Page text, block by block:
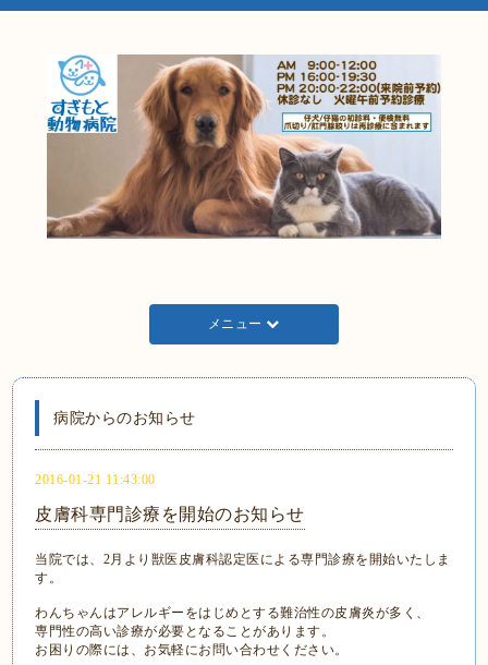
メニュー
病院からのお知らせ
2016-01-21 11:43:00
皮膚科専門診療を開始のお知らせ
当院では、2月より獣医皮膚科認定医による専門診療を開始いたしま
す。
わんちゃんはアレルギーをはじめとする難治性の皮膚炎が多く、
専門性の高い診療が必要となることがあります。
お困りの際には、お気軽にお問い合わせください。